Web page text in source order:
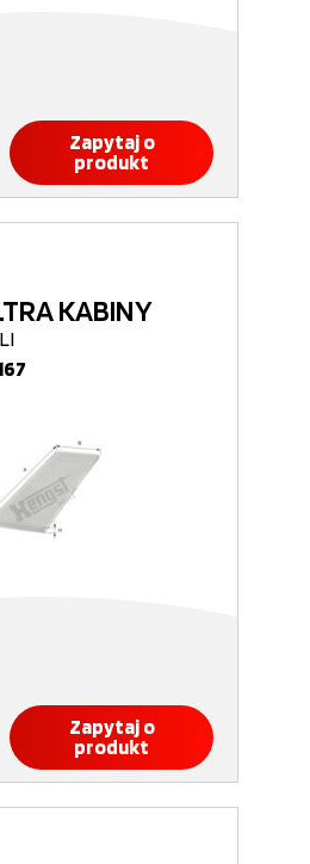
Zapytaj o
produkt
KABINY
Zapytaj o
produkt